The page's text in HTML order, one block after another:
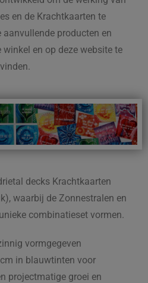
en de Krachtkaarten te
aanvullende producten en
en op deze website te
vinden.
decks Krachtkaarten
waarbij de Zonnestralen en
combinatieset vormen.
vormgegeven
in blauwtinten voor
projectmatige groei en